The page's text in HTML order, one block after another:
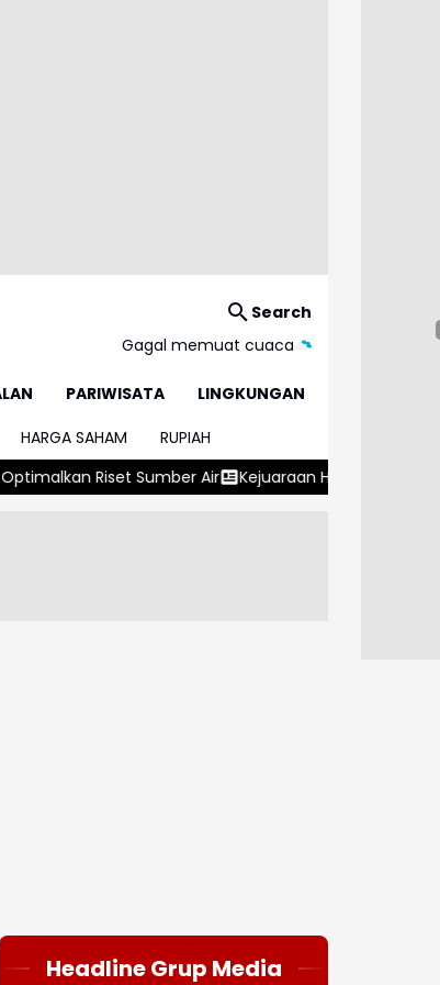
Search
Gagal memuat cuaca
PARIWISATA
LINGKUNGAN
HARGA SAHAM
RUPIAH
Air Kejuaraan Hoki Bawah Air Asia 2026 Resmi
Headline Grup Media